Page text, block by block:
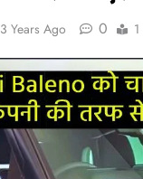
3 Years Ago 0